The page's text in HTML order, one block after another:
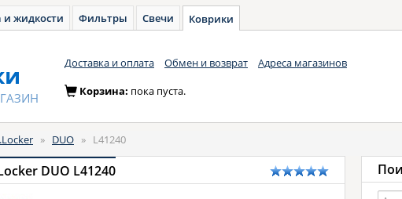
и жидкости Фильтры Свечи Коврики
Доставка и оплата Обмен и возврат Адреса магазинов
Корзина: пока пуста.
» DUO » L41240
DUO L41240